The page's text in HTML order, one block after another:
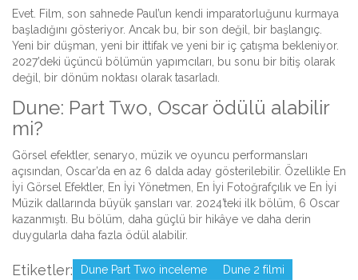
Evet. Film, son sahnede Paul’un kendi imparatorluğunu kurmaya
başladığını gösteriyor. Ancak bu, bir son değil, bir başlangıç.
Yeni bir düşman, yeni bir ittifak ve yeni bir iç çatışma bekleniyor.
2027’deki üçüncü bölümün yapımcıları, bu sonu bir bitiş olarak
değil, bir dönüm noktası olarak tasarladı.
Dune: Part Two, Oscar ödülü alabilir
mi?
Görsel efektler, senaryo, müzik ve oyuncu performansları
açısından, Oscar’da en az 6 dalda aday gösterilebilir. Özellikle En
İyi Görsel Efektler, En İyi Yönetmen, En İyi Fotoğrafçılık ve En İyi
Müzik dallarında büyük şansları var. 2024’teki ilk bölüm, 6 Oscar
kazanmıştı. Bu bölüm, daha güçlü bir hikâye ve daha derin
duygularla daha fazla ödül alabilir.
Etiketler: Dune Part Two inceleme
Dune 2 filmi